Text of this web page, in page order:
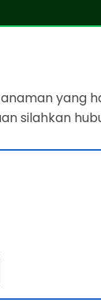
yang
silahkan